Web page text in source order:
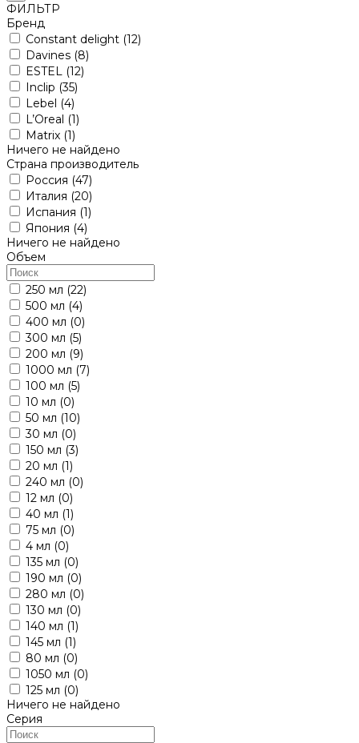
ФИЛЬТР
Бренд
Constant delight (12)
Davines (8)
ESTEL
(12)
Inclip (35)
Lebel (4)
L’Oreal (1)
Matrix (1)
Ничего не найдено
Страна производитель
Россия (47)
Италия (20)
Испания (1)
Япония (4)
Ничего не найдено
Объем
250 мл (22)
500 мл (4)
400 мл (0)
300 мл (5)
200 мл (9)
1000 мл (7)
100 мл (5)
10 мл (0)
50 мл (10)
30 мл (0)
150 мл (3)
20 мл (1)
240 мл (0)
12 мл (0)
40 мл (1)
75 мл (0)
4 мл (0)
135 мл (0)
190 мл (0)
280 мл (0)
130 мл (0)
140 мл (1)
145 мл (1)
80 мл (0)
1050 мл (0)
125 мл (0)
Ничего не найдено
Серия